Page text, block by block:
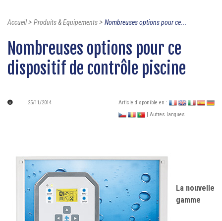
Accueil> Produits & Equipements> Nombreuses options pour ce...
Nombreuses options pour ce
dispositif de contrôle piscine
25/11/2014
Article disponible en :
| Autres langues
La nouvelle
gamme